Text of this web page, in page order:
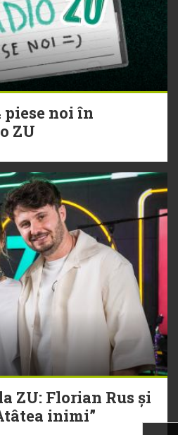
piese noi în
ZU
ZU: Florian Rus și
inimi”